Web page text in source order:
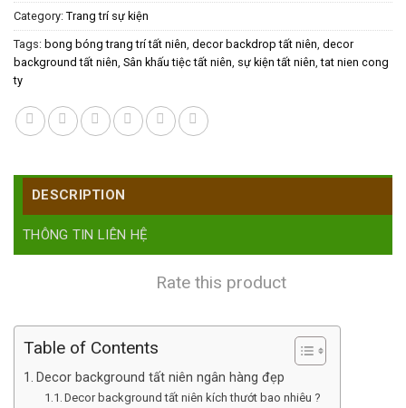
Category: Trang trí sự kiện
Tags: bong bóng trang trí tất niên, decor backdrop tất niên, decor
background tất niên, Sân khấu tiệc tất niên, sự kiện tất niên,tat nien cong
ty
DESCRIPTION
THÔNG TIN LIÊN HỆ
Rate this product
Table of Contents
Decor background tất niên ngân hàng đẹp
Decor background tất niên kích thướt bao nhiêu ?